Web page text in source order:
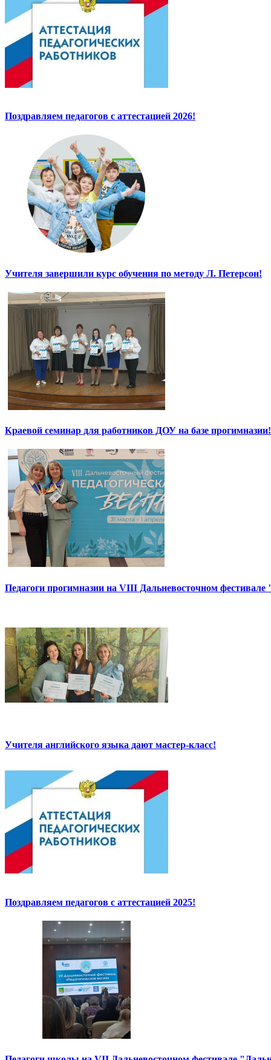
Поздравляем педагогов с аттестацией 2026!
Учителя завершили курс обучения по методу Л. Петерсон!
Краевой семинар для работников ДОУ на базе прогимназии!
Педагоги прогимназии на VIII Дальневосточном фестивале
Учителя английского языка дают мастер-класс!
Поздравляем педагогов с аттестацией 2025!